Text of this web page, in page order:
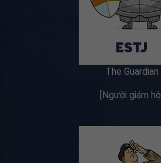
The Guardian
[Người giám hộ]